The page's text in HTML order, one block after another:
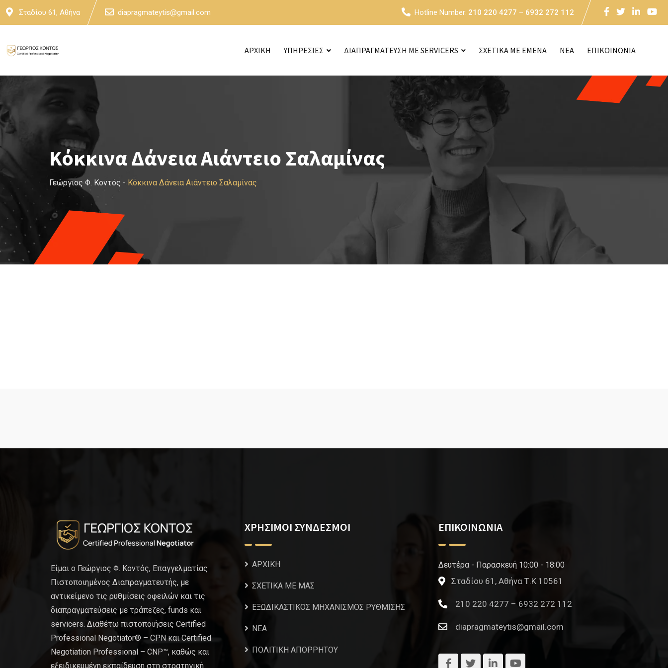
Skip
Σταδίου 61, Αθήνα diapragmateytis@gmail.com Hotline Number: 210 220 4277 – 6932 272 112
ΑΡΧΙΚΗ ΥΠΗΡΕΣΙΕΣ ΔΙΑΠΡΑΓΜΑΤΕΥΣΗ ΜΕ SERVICERS ΣΧΕΤΙΚΑ ΜΕ ΕΜΕΝΑ NEA ΕΠΙΚΟΙΝΩΝΙΑ
Κόκκινα Δάνεια Αιάντειο Σαλαμίνας
Γεώργιος Φ. Κοντός - Κόκκινα Δάνεια Αιάντειο Σαλαμίνας
Είμαι ο Γεώργιος Φ. Κοντός, Επαγγελματίας
Πιστοποιημένος Διαπραγματευτής, με
αντικείμενο τις ρυθμίσεις οφειλών και τις
διαπραγματεύσεις με τράπεζες, funds και
servicers. Διαθέτω πιστοποιήσεις Certified
Professional Negotiator® – CPN και Certified
Negotiation Professional – CNP™, καθώς και
εξειδικευμένη εκπαίδευση στη στρατηγική
ΧΡΗΣΙΜΟΙ ΣΥΝΔΕΣΜΟΙ
ΑΡΧΙΚΗ
ΣΧΕΤΙΚΑ ΜΕ ΜΑΣ
ΕΞΩΔΙΚΑΣΤΙΚΟΣ ΜΗΧΑΝΙΣΜΟΣ ΡΥΘΜΙΣΗΣ
NEA
ΠΟΛΙΤΙΚΗ ΑΠΟΡΡΗΤΟΥ
ΕΠΙΚΟΙΝΩΝΙΑ
Δευτέρα - Παρασκευή 10:00 - 18:00
Σταδίου 61, Αθήνα Τ.Κ 10561
210 220 4277 – 6932 272 112
diapragmateytis@gmail.com